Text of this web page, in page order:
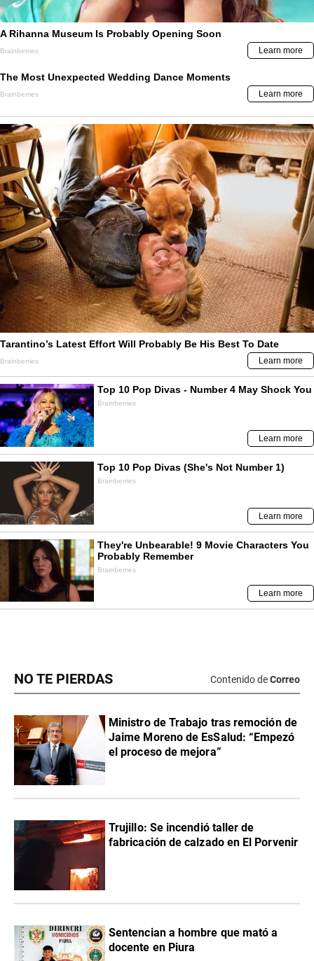
NO TE PIERDAS Contenido deCorreo
Ministro de Trabajo tras remoción de
Jaime Moreno de EsSalud: “Empezó
el proceso de mejora”
Trujillo: Se incendió taller de
fabricación de calzado en El Porvenir
Sentencian a hombre que mató a
docente en Piura